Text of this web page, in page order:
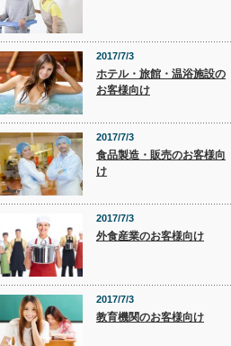
2017/7/3
ホテル・旅館・温浴施設の
お客様向け
2017/7/3
食品製造・販売のお客様向
け
2017/7/3
外食産業のお客様向け
2017/7/3
教育機関のお客様向け